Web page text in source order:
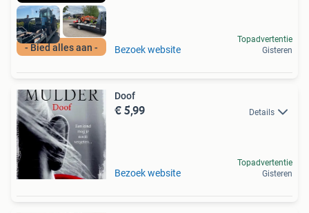
- Bied alles aan - Bezoek website
Topadvertentie
Gisteren
Doof
€ 5,99 Details
Bezoek website
Topadvertentie
Gisteren